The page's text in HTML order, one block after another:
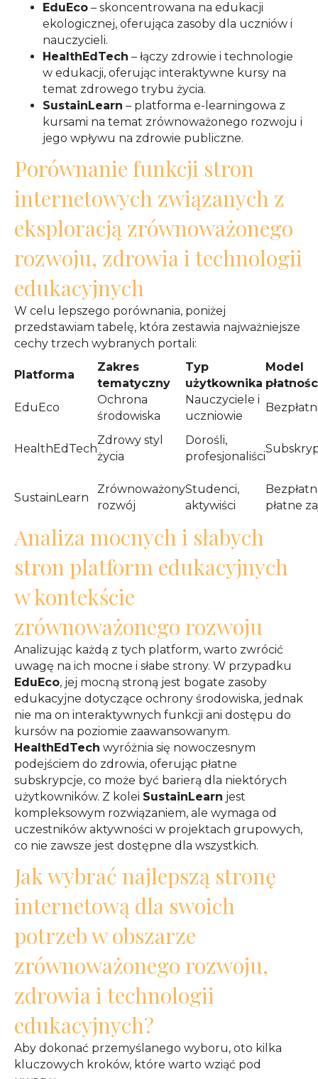
EduEco – skoncentrowana na edukacji
ekologicznej, oferująca zasoby dla uczniów i
nauczycieli.
HealthEdTech – łączy zdrowie i technologie
w edukacji, oferując interaktywne kursy na
temat zdrowego trybu życia.
SustainLearn – platforma e-learningowa z
kursami na temat zrównoważonego rozwoju i
jego wpływu na zdrowie publiczne.
Porównanie funkcji stron
internetowych związanych z
eksploracją zrównoważonego
rozwoju, zdrowia i technologii
edukacyjnych
W celu lepszego porównania, poniżej
przedstawiam tabelę, która zestawia najważniejsze
cechy trzech wybranych portali:
Platforma
Zakres
tematyczny
Typ
użytkownika
Model
EduEco
Ochrona
środowiska
Nauczyciele i
uczniowie
HealthEdTech
Zdrowy styl
życia
Dorośli,
profesjonaliści
SustainLearn
Zrównoważony
rozwój
Studenci,
aktywiści
płatne
Analiza mocnych i słabych
stron platform edukacyjnych
w kontekście
zrównoważonego rozwoju
Analizując każdą z tych platform, warto zwrócić
uwagę na ich mocne i słabe strony. W przypadku
EduEco, jej mocną stroną jest bogate zasoby
edukacyjne dotyczące ochrony środowiska, jednak
nie ma on interaktywnych funkcji ani dostępu do
kursów na poziomie zaawansowanym.
HealthEdTech wyróżnia się nowoczesnym
podejściem do zdrowia, oferując płatne
subskrypcje, co może być barierą dla niektórych
użytkowników. Z kolei SustainLearn jest
kompleksowym rozwiązaniem, ale wymaga od
uczestników aktywności w projektach grupowych,
co nie zawsze jest dostępne dla wszystkich.
Jak wybrać najlepszą stronę
internetową dla swoich
potrzeb w obszarze
zrównoważonego rozwoju,
zdrowia i technologii
edukacyjnych?
Aby dokonać przemyślanego wyboru, oto kilka
kluczowych kroków, które warto wziąć pod